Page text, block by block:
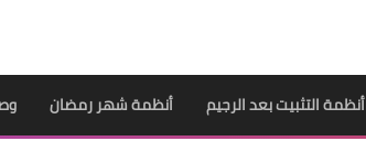
أنظمة التثبيت بعد الرجيم أنظمة شهر رمضان